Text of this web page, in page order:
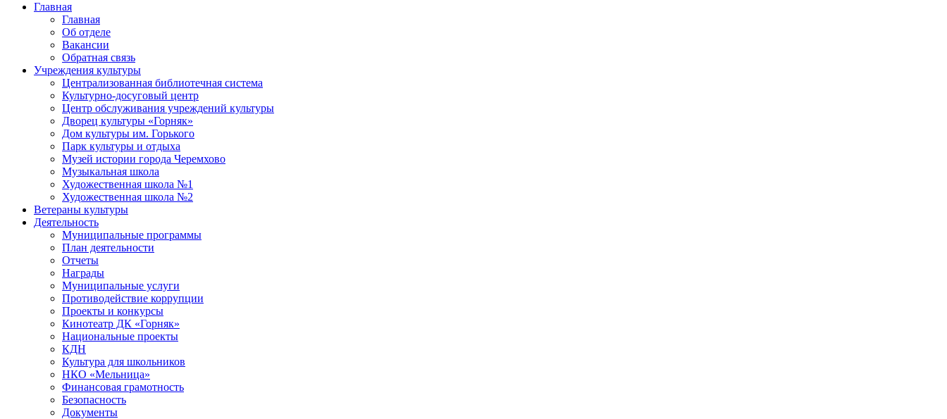
Главная
Главная
Об отделе
Вакансии
Обратная связь
Учреждения культуры
Централизованная библиотечная система
Культурно-досуговый центр
Центр обслуживания учреждений культуры
Дворец культуры «Горняк»
Дом культуры им. Горького
Парк культуры и отдыха
Музей истории города Черемхово
Музыкальная школа
Художественная школа №1
Художественная школа №2
Ветераны культуры
Деятельность
Муниципальные программы
План деятельности
Отчеты
Награды
Муниципальные услуги
Противодействие коррупции
Проекты и конкурсы
Кинотеатр ДК «Горняк»
Национальные проекты
КДН
Культура для школьников
НКО «Мельница»
Финансовая грамотность
Безопасность
Документы